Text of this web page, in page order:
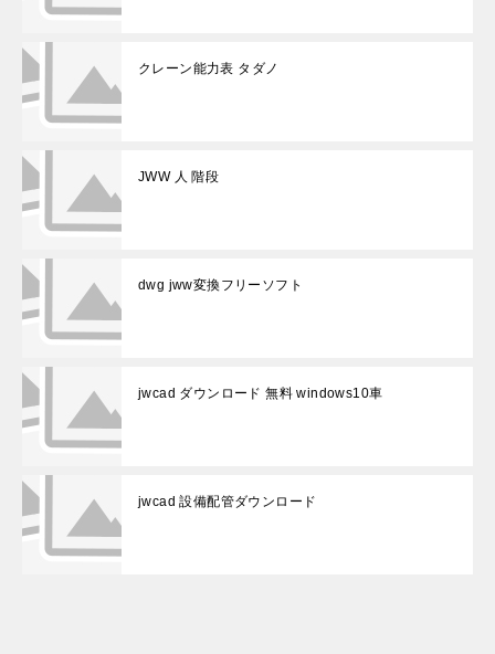
クレーン能力表 タダノ
JWW 人 階段
dwg jww変換フリーソフト
jwcad ダウンロード 無料 windows10車
jwcad 設備配管ダウンロード